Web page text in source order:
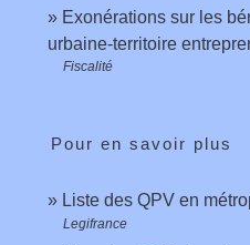
Exonérations sur les
urbaine-territoire
Fiscalité
Pour en savoir plus
Liste des QPV en
Legifrance